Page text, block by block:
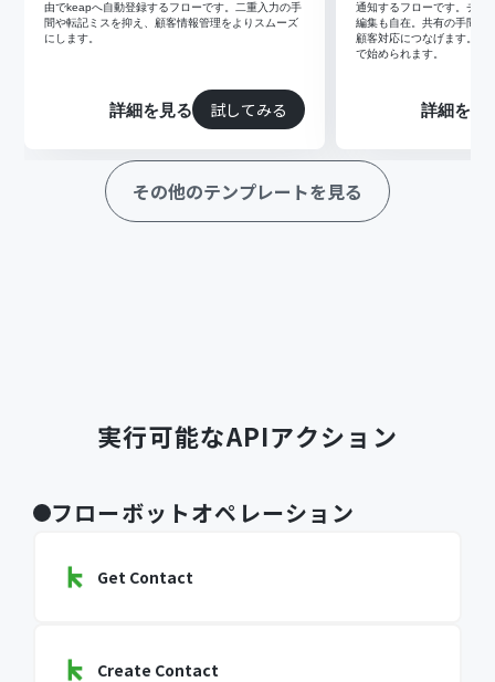
由でkeapへ自動登録するフローです。二重入力の手
間や転記ミスを抑え、顧客情報管理をよりスムーズ
にします。
詳細を見る 試してみる
通知するフローです。チャ
編集も自在。共有の手間や
顧客対応につなげます。
で始められます。
詳細を見
その他のテンプレートを見る
実行可能なAPIアクション
フローボットオペレーション
Get Contact
Create Contact